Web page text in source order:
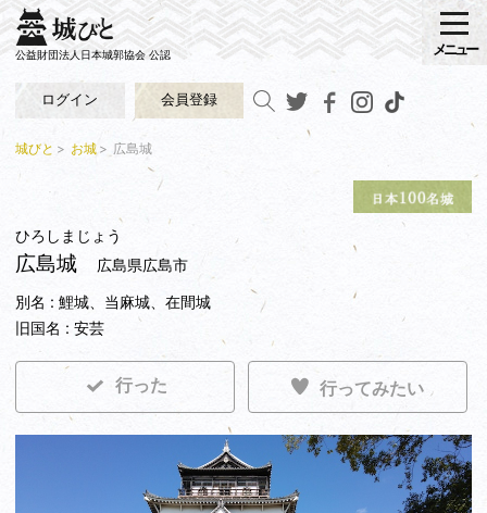
公益財団法人日本城郭協会 公認
ログイン 会員登録
メニュー
城びと お城 広島城
ひろしまじょう
広島城
広島県広島市
別名 : 鯉城、当麻城、在間城
旧国名 : 安芸
行った 行ってみたい